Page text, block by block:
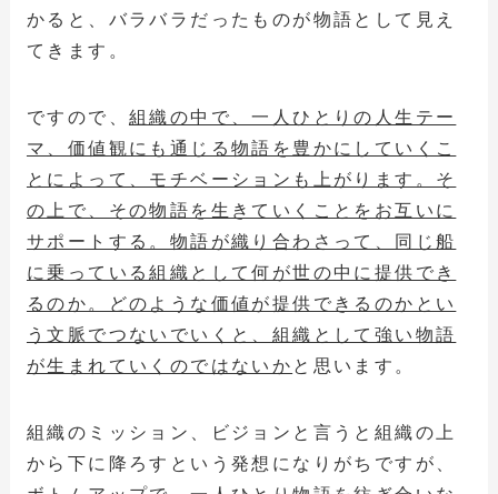
かると、バラバラだったものが物語として見え
てきます。
ですので、 組織の中で、一人ひとりの人生テー
マ、価値観にも通じる物語を豊かにしていくこ
とによって、モチベーションも上がります。そ
の上で、その物語を生きていくことをお互いに
サポートする。物語が織り合わさって、同じ船
に乗っている組織として何が世の中に提供でき
るのか。どのような価値が提供できるのかとい
う文脈でつないでいくと、組織として強い物語
が生まれていくのではないかと思います。
組織のミッション、ビジョンと言うと組織の上
から下に降ろすという発想になりがちですが、